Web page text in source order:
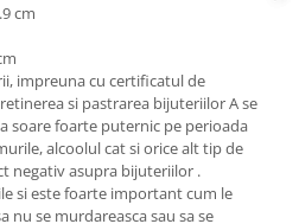
cm
impreuna cu certificatul de
si pastrarea bijuteriilor A se
soare foarte puternic pe perioada
alcoolul cat si orice alt tip de
negativ asupra bijuteriilor .
si este foarte important cum le
nu se murdareasca sau sa se